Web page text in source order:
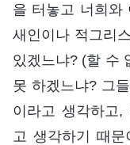
을 터놓고 너희와
새인이나 적그리
있겠느냐? (할 수
못 하겠느냐? 그
이라고 생각하고,
고 생각하기 때문